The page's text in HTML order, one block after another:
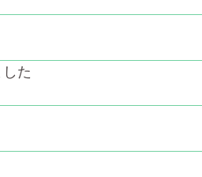
た